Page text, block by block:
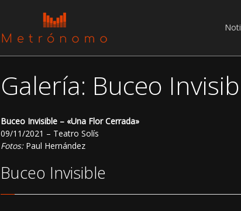
Galería: Buceo
Buceo Invisible – «Una Flor Cerrada»
09/11/2021 – Teatro Solís
Fotos:Paul Hernández
Buceo Invisible